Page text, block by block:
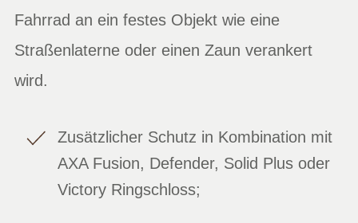
Fahrrad an ein festes Objekt wie eine
Straßenlaterne oder einen Zaun verankert
wird.
Zusätzlicher Schutz in Kombination mit
AXA Fusion, Defender, Solid Plus oder
Victory Ringschloss;